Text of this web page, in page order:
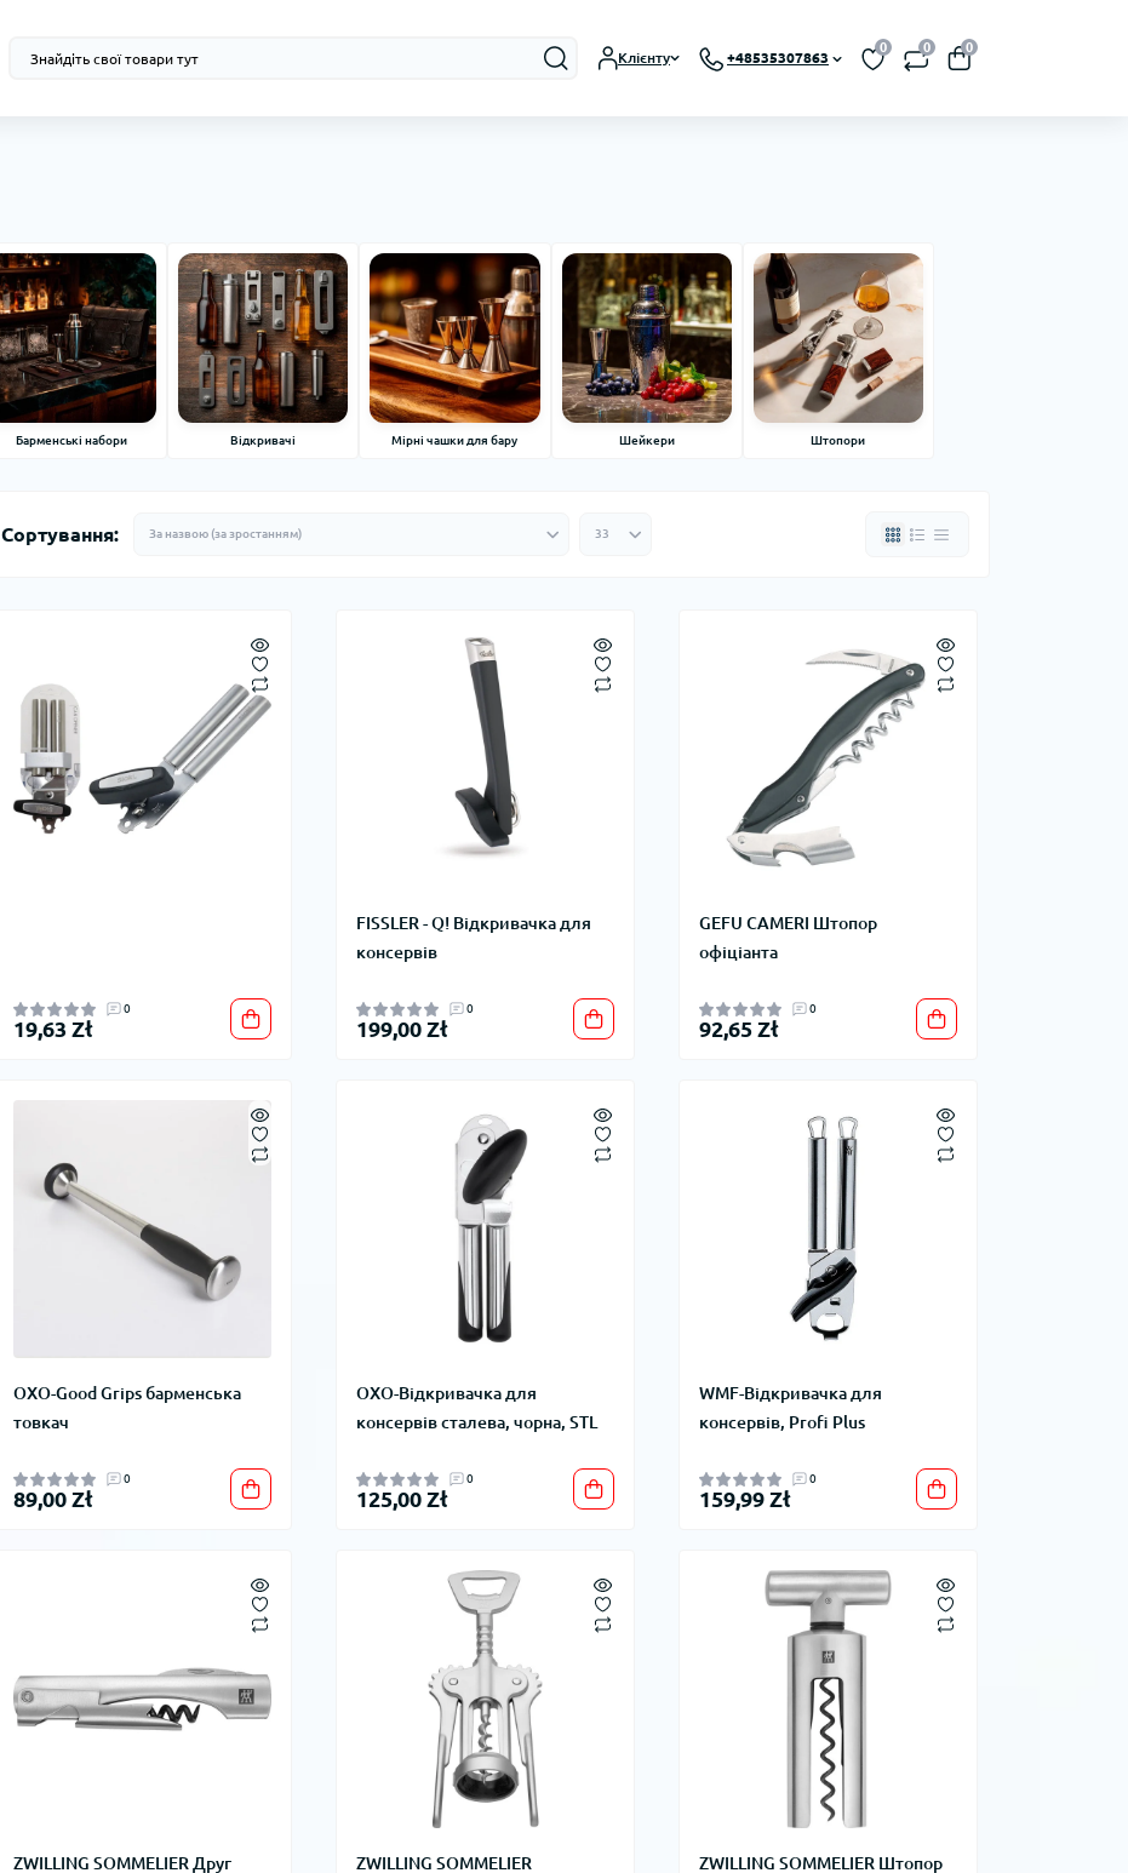
Клієнту +48535307863
0 0 0
Бармeнські набори Відкривачі Мірні чашки для бару Шейкери Штопори
Сортування:
0
19,63 Zł
FISSLER - Q! Відкривачка для
консервів
0
199,00 Zł
GEFU CAMERI Штопор
офіціанта
0
92,65 Zł
OXO-Good Grips барменська
товкач
0
89,00 Zł
OXO-Відкривачка для
консервів сталева, чорна, STL
0
125,00 Zł
WMF-Відкривачка для
консервів, Profi Plus
0
159,99 Zł
ZWILLING SOMMELIER Друг
ZWILLING SOMMELIER
ZWILLING SOMMELIER Штопор